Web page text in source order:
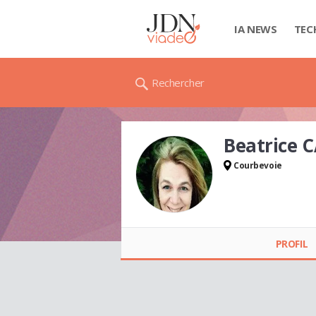
IA NEWS
Rechercher
Beatrice
Courbevoie
PROFIL